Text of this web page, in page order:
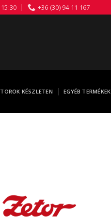
+36 (30) 94 11 167
KÉSZLETEN EGYÉB TERMÉKEK